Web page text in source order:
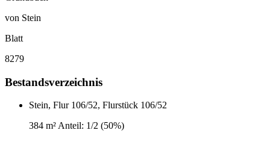
von Stein
Blatt
8279
Bestandsverzeichnis
Stein, Flur 106/52, Flurstück 106/52
384 m²Anteil: 1/2 (50%)